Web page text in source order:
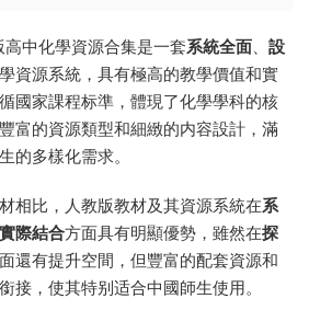
中化學資源合集是一套系統全面
設
資源系統，具有極高的教學價值和實
國家課程标準，體現了化學學科的核
富的資源類型和細緻的内容設計，滿
的多樣化需求。
相比，人教版教材及其資源系統在系
際結合方面具有明顯優勢，雖然在探
還有提升空間，但豐富的配套資源和
接，使其特别适合中國師生使用。